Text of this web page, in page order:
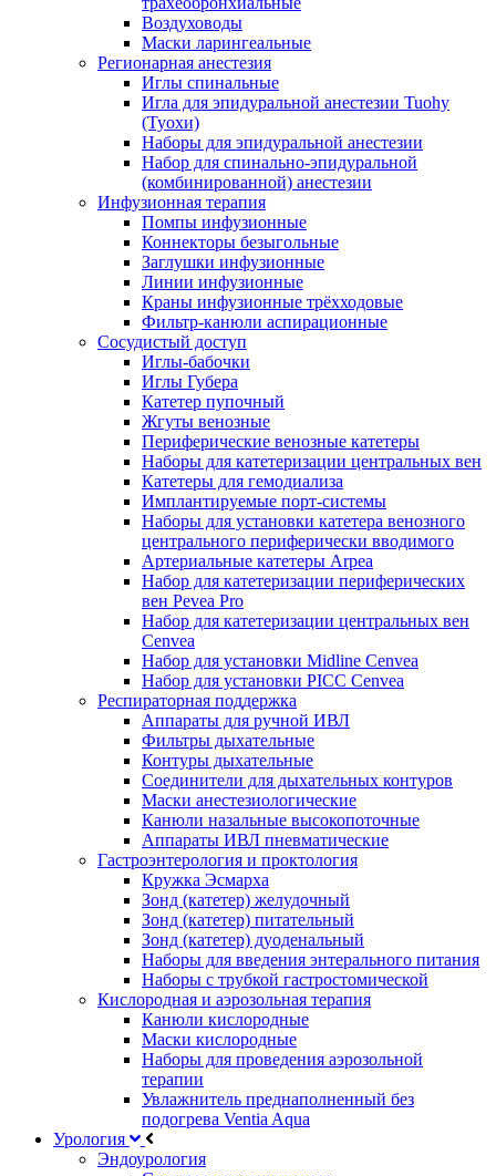
Воздуховоды
Маски ларингеальные
Регионарная анестезия
Иглы спинальные
Игла для эпидуральной анестезии Tuohy
(Туохи)
Наборы для эпидуральной анестезии
Набор для спинально-эпидуральной
(комбинированной) анестезии
Инфузионная терапия
Помпы инфузионные
Коннекторы безыгольные
Заглушки инфузионные
Линии инфузионные
Краны инфузионные трёхходовые
Фильтр-канюли аспирационные
Сосудистый доступ
Иглы-бабочки
Иглы Губера
Катетер пупочный
Жгуты венозные
Периферические венозные катетеры
Наборы для катетеризации центральных вен
Катетеры для гемодиализа
Имплантируемые порт‑системы
Наборы для установки катетера венозного
центрального периферически вводимого
Артериальные катетеры Arpea
Набор для катетеризации периферических
вен Pevea Pro
Набор для катетеризации центральных вен
Cenvea
Набор для установки Midline Cenvea
Набор для установки PICC Cenvea
Респираторная поддержка
Аппараты для ручной ИВЛ
Фильтры дыхательные
Контуры дыхательные
Соединители для дыхательных контуров
Маски анестезиологические
Канюли назальные высокопоточные
Аппараты ИВЛ пневматические
Гастроэнтерология и проктология
Кружка Эсмарха
Зонд (катетер) желудочный
Зонд (катетер) питательный
Зонд (катетер) дуоденальный
Наборы для введения энтерального питания
Наборы с трубкой гастростомической
Кислородная и аэрозольная терапия
Канюли кислородные
Маски кислородные
Наборы для проведения аэрозольной
терапии
Увлажнитель преднаполненный без
подогрева Ventia Aqua
Урология
Эндоурология